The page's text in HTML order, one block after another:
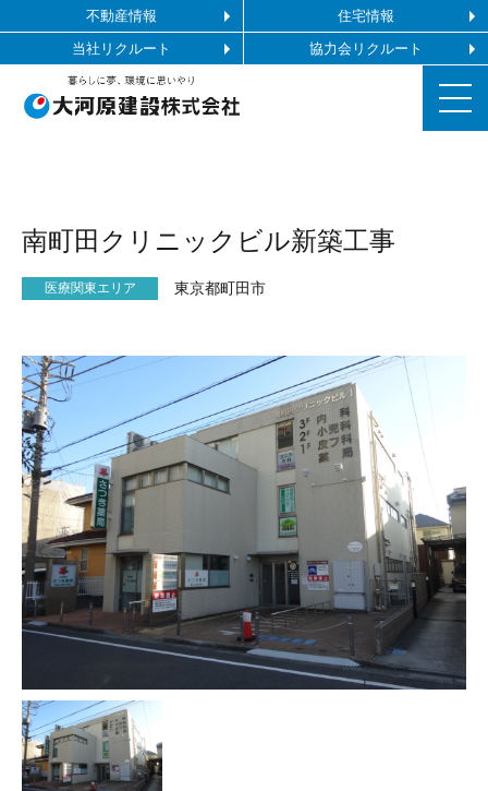
不動産情報
住宅情報
当社リクルート
協力会リクルート
協力会社の皆様へ
お問い合わせ
サイトマップ
施工ギャラリー
事業内容
南町田クリニックビル新築工事
医療関東エリア 東京都町田市